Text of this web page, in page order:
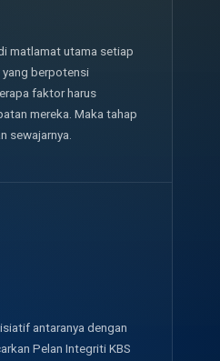
matlamat utama setiap
yang berpotensi
faktor harus
mereka. Maka tahap
sewajarnya.
antaranya dengan
Pelan Integriti KBS